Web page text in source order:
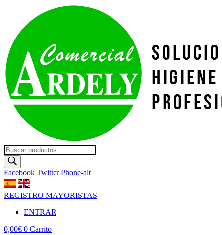
contenido
Búsqueda
de
productos
Facebook Twitter Phone-alt
REGISTRO MAYORISTAS
ENTRAR
0,00€ 0 Carrito